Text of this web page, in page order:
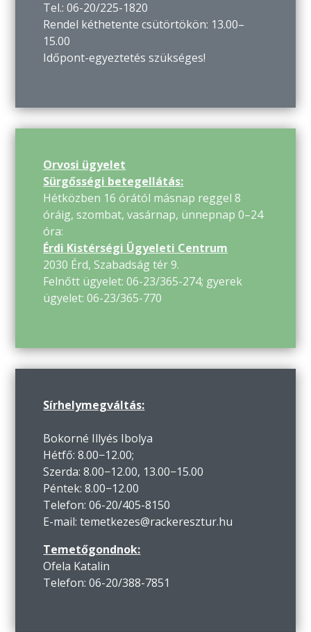
Tel.: 06-20/225-1820
Rendel kéthetente csütörtökön: 13.00–
15.00
Időpont-egyeztetés szükséges!
Orvosi ügyelet
Sürgősségi betegellátás:
Hétközben 16 órától másnap reggel 8
óráig, szombat, vasárnap, ünnepnap 0–24
óra:
Érdi Kistérségi Ügyeleti Centrum
2030 Érd, Szabadság tér 9.
Felnőtt ügyelet: 06-23/365-274; gyerek
ügyelet: 06-23/365-770
Sírhelymegváltás:
Bokorné Illyés Ibolya
Hétfő: 8.00−12.00;
Szerda: 8.00−12.00, 13.00−15.00
Péntek: 8.00−12.00
Telefon: 06-20/405-8150
E-mail: temetkezes@rackeresztur.hu
Temetőgondnok:
Ofela Katalin
Telefon: 06-20/388-7851